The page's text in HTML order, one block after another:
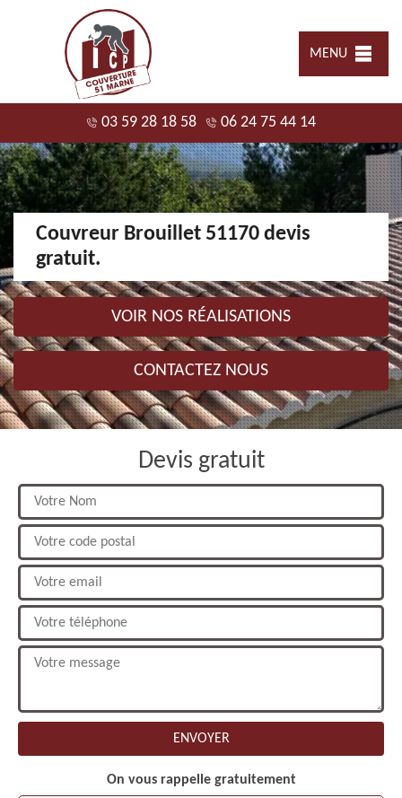
MENU
03 59 28 18 58 06 24 75 44 14
Couvreur Brouillet 51170 devis
gratuit.
VOIR NOS RÉALISATIONS
CONTACTEZ NOUS
Devis gratuit
On vous rappelle gratuitement